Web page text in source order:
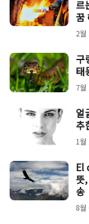
르
꿈
2
구
태
7
얼
추
1
El
뜻
송
8